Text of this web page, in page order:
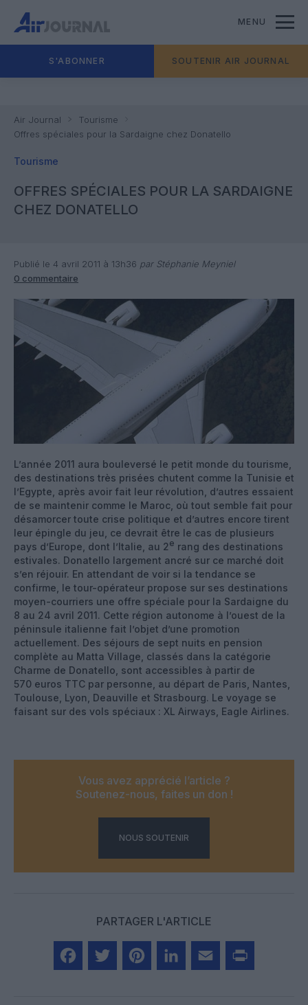
MENU
S'ABONNER SOUTENIR AIR JOURNAL
Air Journal
Tourisme
Offres spéciales pour la Sardaigne chez Donatello
Tourisme
OFFRES SPÉCIALES POUR LA SARDAIGNE
CHEZ DONATELLO
Publié le 4 avril 2011 à 13h36 par Stéphanie Meyniel
0 commentaire
L’année 2011 aura bouleversé le petit monde du tourisme,
des destinations très prisées chutent comme la Tunisie et
l’Egypte, après avoir fait leur révolution, d’autres essaient
de se maintenir comme le Maroc, où tout semble fait pour
désamorcer toute crise politique et d’autres encore tirent
leur épingle du jeu, ce devrait être le cas de plusieurs
pays d’Europe, dont l’Italie, au 2e rang des destinations
estivales. Donatello largement ancré sur ce marché doit
s’en réjouir. En attendant de voir si la tendance se
confirme, le tour-opérateur propose sur ses destinations
moyen-courriers une offre spéciale pour la Sardaigne du
8 au 24 avril 2011. Cette région autonome à l’ouest de la
péninsule italienne fait l’objet d’une promotion
actuellement. Des séjours de sept nuits en pension
complète au Matta Village, classés dans la catégorie
Charme de Donatello, sont accessibles à partir de
570 euros TTC par personne, au départ de Paris, Nantes,
Toulouse, Lyon, Deauville et Strasbourg. Le voyage se
faisant sur des vols spéciaux : XL Airways, Eagle Airlines.
Vous avez apprécié l’article ?
Soutenez-nous, faites un don !
NOUS SOUTENIR
PARTAGER L'ARTICLE